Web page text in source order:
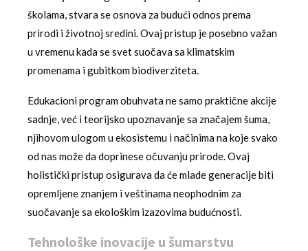
školama, stvara se osnova za budući odnos prema
prirodi i životnoj sredini. Ovaj pristup je posebno važan
u vremenu kada se svet suočava sa klimatskim
promenama i gubitkom biodiverziteta.
Edukacioni program obuhvata ne samo praktične akcije
sadnje, već i teorijsko upoznavanje sa značajem šuma,
njihovom ulogom u ekosistemu i načinima na koje svako
od nas može da doprinese očuvanju prirode. Ovaj
holistički pristup osigurava da će mlade generacije biti
opremljene znanjem i veštinama neophodnim za
suočavanje sa ekološkim izazovima budućnosti.
Tehnološke inovacije u šumarstvu